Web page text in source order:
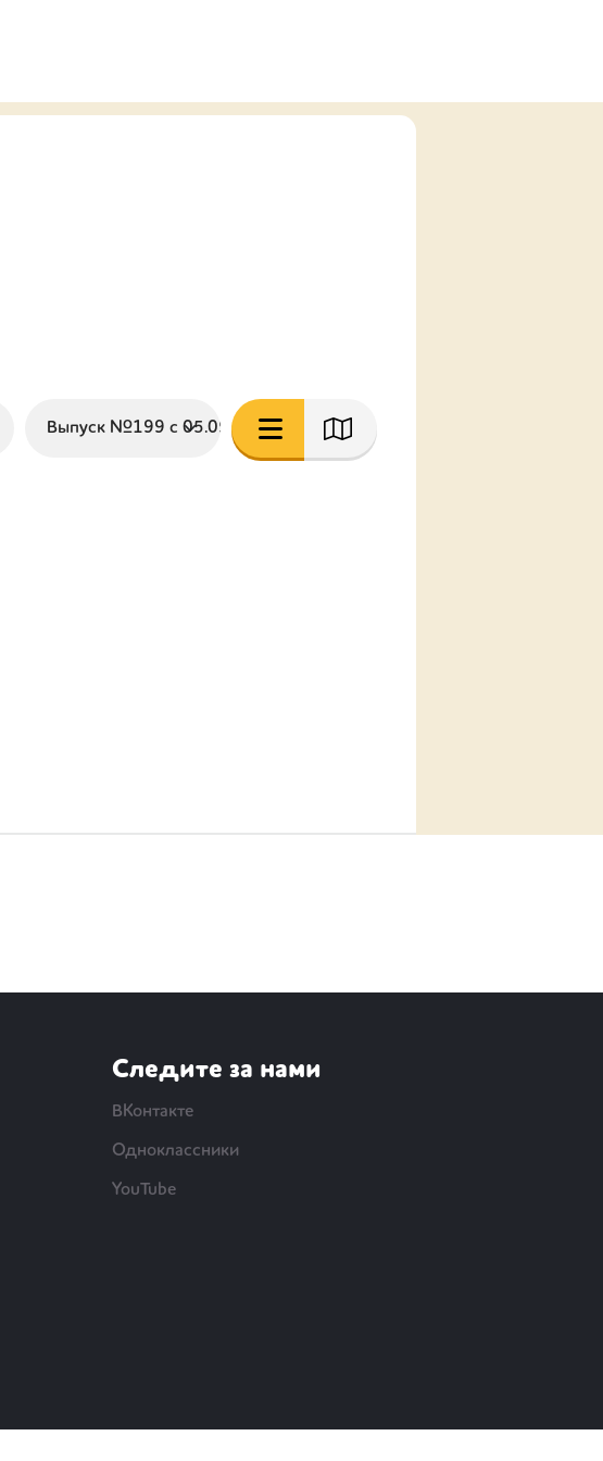
Следите за нами
ВКонтакте
Одноклассники
YouTube